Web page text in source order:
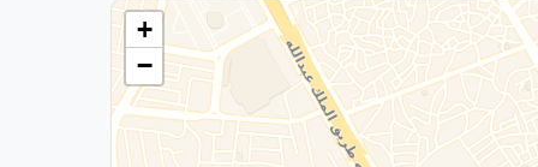
+
−